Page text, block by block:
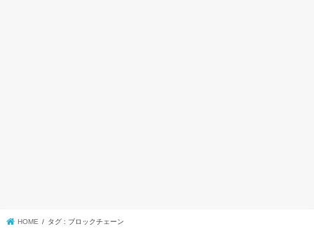
HOME タグ : ブロックチェーン